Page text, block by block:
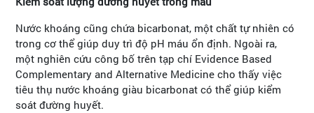
Nước khoáng cũng chứa bicarbonat, một chất tự nhiên có
trong cơ thể giúp duy trì độ pH máu ổn định. Ngoài ra,
một nghiên cứu công bố trên tạp chí Evidence Based
Complementary and Alternative Medicine cho thấy việc
tiêu thụ nước khoáng giàu bicarbonat có thể giúp kiểm
soát đường huyết.